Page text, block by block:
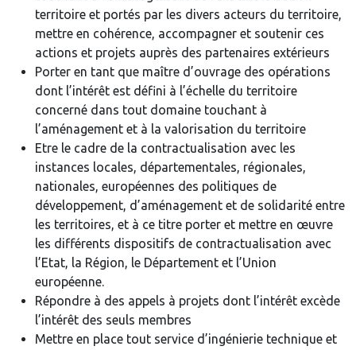
territoire et portés par les divers acteurs du territoire,
mettre en cohérence, accompagner et soutenir ces
actions et projets auprès des partenaires extérieurs
Porter en tant que maître d’ouvrage des opérations
dont l’intérêt est défini à l’échelle du territoire
concerné dans tout domaine touchant à
l’aménagement et à la valorisation du territoire
Etre le cadre de la contractualisation avec les
instances locales, départementales, régionales,
nationales, européennes des politiques de
développement, d’aménagement et de solidarité entre
les territoires, et à ce titre porter et mettre en œuvre
les différents dispositifs de contractualisation avec
l’Etat, la Région, le Département et l’Union
européenne.
Répondre à des appels à projets dont l’intérêt excède
l’intérêt des seuls membres
Mettre en place tout service d’ingénierie technique et